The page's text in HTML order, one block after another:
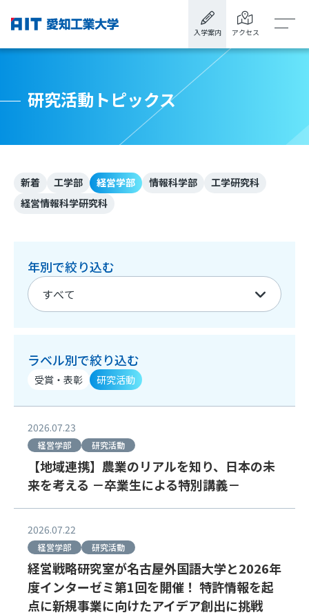
入学案内 アクセス
研究活動トピックス
新着 工学部 経営学部 情報科学部
工学研究科
経営情報科学研究科
年別で絞り込む
ラベル別で絞り込む
受賞・表彰 研究活動
2026.07.23
経営学部 研究活動
【地域連携】農業のリアルを知り、日本の未
来を考える －卒業生による特別講義－
2026.07.22
経営学部 研究活動
経営戦略研究室が名古屋外国語大学と2026年
度インターゼミ第1回を開催！ 特許情報を起
点に新規事業に向けたアイデア創出に挑戦